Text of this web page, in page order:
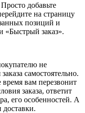
добавьте
на страницу
позиций и
«Быстрый заказ».
не
самостоятельно.
время вам перезвонит
заказа, ответит
его особенностей. А
доставки.